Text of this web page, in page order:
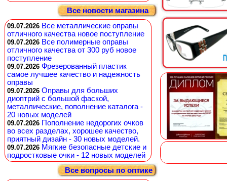
Все новости магазина
09.07.2026 Все металлические оправы
отличного качества новое поступление
09.07.2026 Все полимерные оправы
отличного качества от 300 руб новое
поступление
09.07.2026 Фрезерованный пластик
самое лучшее качество и надежность
оправы
09.07.2026 Оправы для больших
диоптрий с большой фаской,
металлические, пополнение каталога -
20 новых моделей
09.07.2026 Пополнение недорогих очков
во всех разделах, хорошее качество,
приятный дизайн - 30 новых моделей.
09.07.2026 Мягкие безопасные детские и
подростковые очки - 12 новых моделей
Все вопросы по оптике